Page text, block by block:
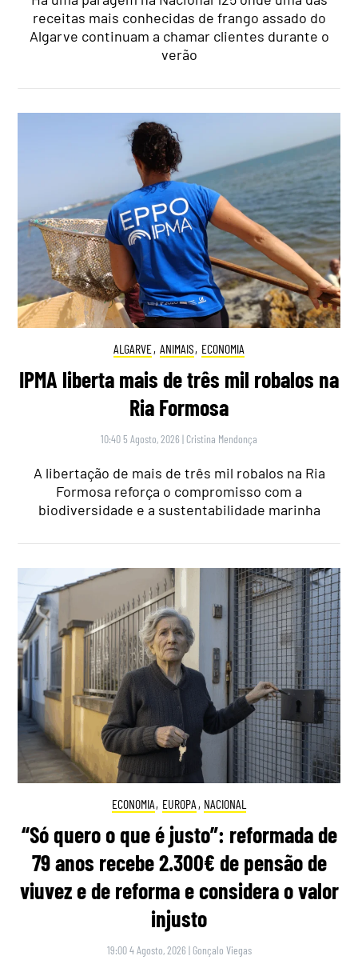
receitas mais conhecidas de frango assado do
Algarve continuam a chamar clientes durante o
verão
ALGARVE, ANIMAIS, ECONOMIA
IPMA liberta mais de três mil robalos na
Ria Formosa
10:40 5 Agosto, 2026 | Cristina Mendonça
A libertação de mais de três mil robalos na Ria
Formosa reforça o compromisso com a
biodiversidade e a sustentabilidade marinha
ECONOMIA, EUROPA , NACIONAL
“Só quero o que é justo”: reformada de
79 anos recebe 2.300€ de pensão de
viuvez e de reforma e considera o valor
injusto
19:00 4 Agosto, 2026 | Gonçalo Viegas